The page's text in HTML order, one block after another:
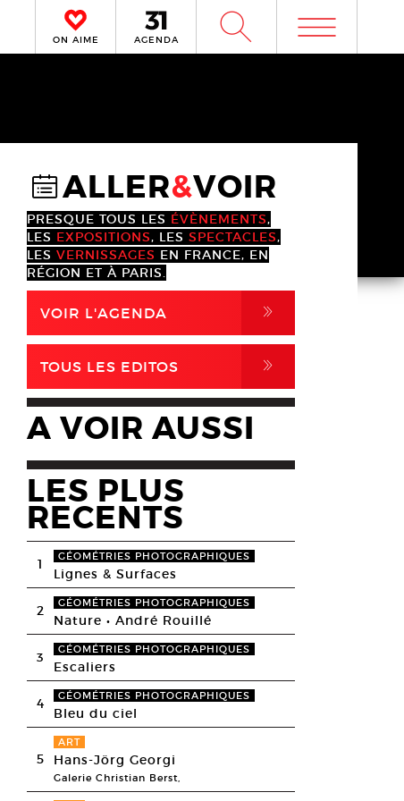
ON AIME AGENDA W m
@ALLER&VOIR
PRESQUE TOUS LES ÉVÈNEMENTS,
LES EXPOSITIONS, LES SPECTACLES,
LES VERNISSAGES EN FRANCE, EN
RÉGION ET À PARIS.
VOIR L'AGENDA ,
TOUS LES EDITOS ,
A VOIR AUSSI
LES PLUS
RECENTS
1 GÉOMÉTRIES PHOTOGRAPHIQUES
Lignes & Surfaces
2 GÉOMÉTRIES PHOTOGRAPHIQUES
Nature • André Rouillé
3 GÉOMÉTRIES PHOTOGRAPHIQUES
Escaliers
4 GÉOMÉTRIES PHOTOGRAPHIQUES
Bleu du ciel
5
ART
Hans-Jörg Georgi
Galerie Christian Berst,